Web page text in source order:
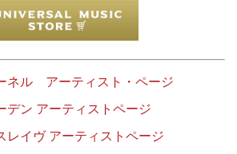
ネル アーティスト・ページ
デン アーティストページ
レイヴ アーティストページ